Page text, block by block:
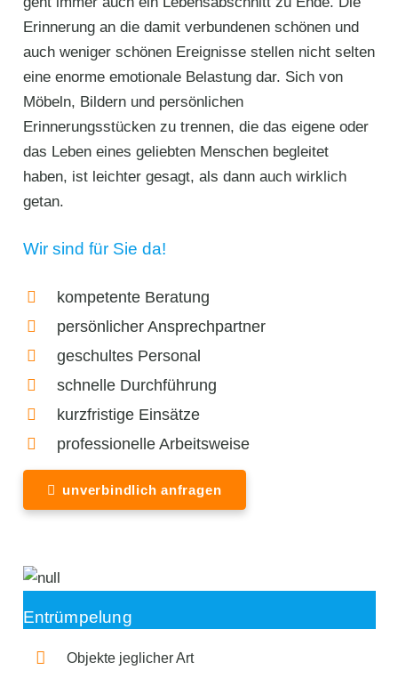
Erinnerung an die damit verbundenen schönen und
auch weniger schönen Ereignisse stellen nicht selten
eine enorme emotionale Belastung dar. Sich von
Möbeln, Bildern und persönlichen
Erinnerungsstücken zu trennen, die das eigene oder
das Leben eines geliebten Menschen begleitet
haben, ist leichter gesagt, als dann auch wirklich
getan.
Wir sind für Sie da!
kompetente Beratung
persönlicher Ansprechpartner
geschultes Personal
schnelle Durchführung
kurzfristige Einsätze
professionelle Arbeitsweise
unverbindlich anfragen
Entrümpelung
Objekte jeglicher Art